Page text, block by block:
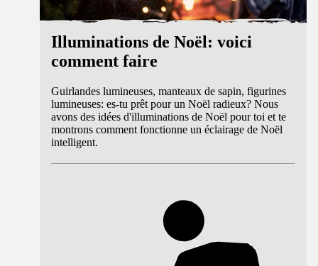
Illuminations de Noël: voici
comment faire
Guirlandes lumineuses, manteaux de sapin, figurines
lumineuses: es-tu prêt pour un Noël radieux? Nous
avons des idées d'illuminations de Noël pour toi et te
montrons comment fonctionne un éclairage de Noël
intelligent.